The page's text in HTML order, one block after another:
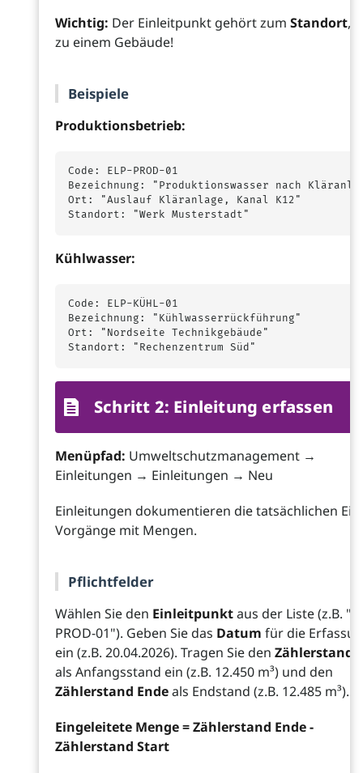
Wichtig: Der Einleitpunkt gehört zum Standort,
zu einem Gebäude!
Beispiele
Produktionsbetrieb:
Code: ELP-PROD-01
Bezeichnung: "Produktionswasser nach
Ort: "Auslauf Kläranlage, Kanal K12"
Kühlwasser:
Code: ELP-KÜHL-01
Bezeichnung: "Kühlwasserrückführung"
Ort: "Nordseite Technikgebäude"
Schritt 2: Einleitung erfassen
Menüpfad: Umweltschutzmanagement →
Einleitungen → Einleitungen → Neu
Einleitungen dokumentieren die tatsächlichen
Vorgänge mit Mengen.
Pflichtfelder
Wählen Sie den Einleitpunktaus der Liste (z.B.
PROD-01"). Geben Sie das Datum für die
ein (z.B. 20.04.2026). Tragen Sie den Zählerstand
als Anfangsstand ein (z.B. 12.450 m³) und den
Zählerstand Endeals Endstand (z.B. 12.485 m³).
Eingeleitete Menge = Zählerstand Ende -
Zählerstand Start